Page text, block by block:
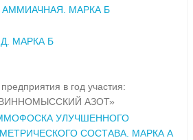
АММИАЧНАЯ. МАРКА Б
МАРКА Б
в год участия:
АЗОТ»
УЛУЧШЕННОГО
СОСТАВА. МАРКА А